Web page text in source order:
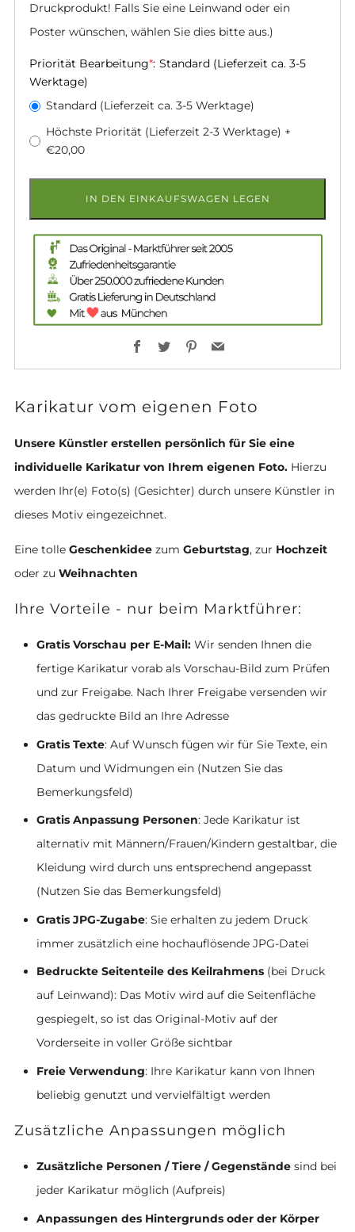
Druckprodukt! Falls Sie eine Leinwand oder ein
Poster wünschen, wählen Sie dies bitte aus.)
Priorität Bearbeitung*: Standard (Lieferzeit ca. 3-5
Werktage)
Standard (Lieferzeit ca. 3-5 Werktage)
Höchste Priorität (Lieferzeit 2-3 Werktage) +
€20,00
IN DEN EINKAUFSWAGEN LEGEN
Facebook
TwitterPinterest
Karikatur vom eigenen Foto
Unsere Künstler erstellen persönlich für Sie eine
individuelle Karikatur von Ihrem eigenen Foto. Hierzu
werden Ihr(e) Foto(s) (Gesichter) durch unsere Künstler in
dieses Motiv eingezeichnet.
Eine tolle Geschenkidee zum Geburtstag, zur Hochzeit
oder zu Weihnachten
Ihre Vorteile - nur beim Marktführer:
Gratis Vorschau per E-Mail: Wir senden Ihnen die
fertige Karikatur vorab als Vorschau-Bild zum Prüfen
und zur Freigabe. Nach Ihrer Freigabe versenden wir
das gedruckte Bild an Ihre Adresse
Gratis Texte: Auf Wunsch fügen wir für Sie Texte, ein
Datum und Widmungen ein (Nutzen Sie das
Bemerkungsfeld)
Gratis Anpassung Personen: Jede Karikatur ist
alternativ mit Männern/Frauen/Kindern gestaltbar, die
Kleidung wird durch uns entsprechend angepasst
(Nutzen Sie das Bemerkungsfeld)
Gratis JPG-Zugabe: Sie erhalten zu jedem Druck
immer zusätzlich eine hochauflösende JPG-Datei
Bedruckte Seitenteile des Keilrahmens (bei Druck
auf Leinwand): Das Motiv wird auf die Seitenfläche
gespiegelt, so ist das Original-Motiv auf der
Vorderseite in voller Größe sichtbar
Freie Verwendung: Ihre Karikatur kann von Ihnen
beliebig genutzt und vervielfältigt werden
Zusätzliche Anpassungen möglich
Zusätzliche Personen / Tiere / Gegenstände sind bei
jeder Karikatur möglich (Aufpreis)
Anpassungen des Hintergrunds oder der Körper